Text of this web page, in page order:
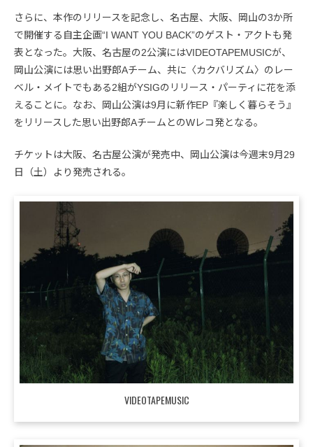
さらに、本作のリリースを記念し、名古屋、大阪、岡山の3か所
で開催する自主企画“I WANT YOU BACK”のゲスト・アクトも発
表となった。大阪、名古屋の2公演にはVIDEOTAPEMUSICが、
岡山公演には思い出野郎Aチーム、共に〈カクバリズム〉のレー
ベル・メイトでもある2組がYSIGのリリース・パーティに花を添
えることに。なお、岡山公演は9月に新作EP『楽しく暮らそう』
をリリースした思い出野郎AチームとのWレコ発となる。
チケットは大阪、名古屋公演が発売中、岡山公演は今週末9月29
日（土）より発売される。
VIDEOTAPEMUSIC